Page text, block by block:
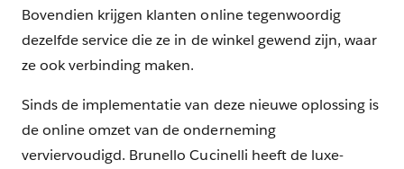
Bovendien krijgen klanten online tegenwoordig
dezelfde service die ze in de winkel gewend zijn, waar
ze ook verbinding maken.
Sinds de implementatie van deze nieuwe oplossing is
de online omzet van de onderneming
verviervoudigd. Brunello Cucinelli heeft de luxe-